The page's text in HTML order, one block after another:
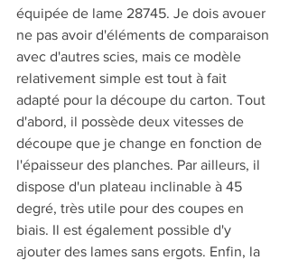
équipée de lame 28745. Je dois avouer
ne pas avoir d'éléments de comparaison
avec d'autres scies, mais ce modèle
relativement simple est tout à fait
adapté pour la découpe du carton. Tout
d'abord, il possède deux vitesses de
découpe que je change en fonction de
l'épaisseur des planches. Par ailleurs, il
dispose d'un plateau inclinable à 45
degré, très utile pour des coupes en
biais. Il est également possible d'y
ajouter des lames sans ergots. Enfin, la